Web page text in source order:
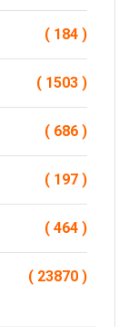
( 184 )
( 1503 )
( 686 )
( 197 )
( 464 )
( 23870 )